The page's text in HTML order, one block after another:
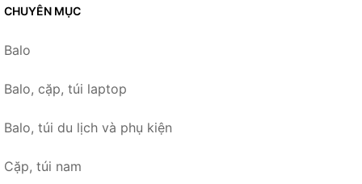
CHUYÊN MỤC
Balo
Balo, cặp, túi laptop
Balo, túi du lịch và phụ kiện
Cặp, túi nam